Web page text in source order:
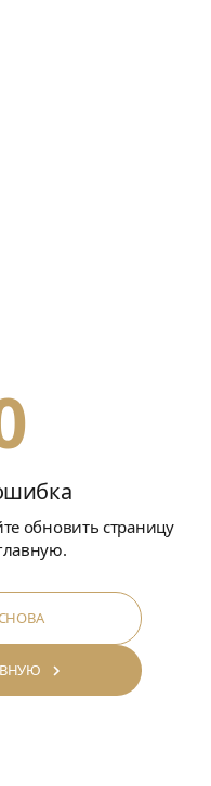
обновить страницу